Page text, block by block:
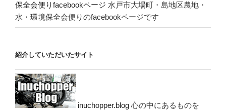
保全会便りfacebookページ 水戸市大場町・島地区農地・
水・環境保全会便りのfacebookページです
紹介していただいたサイト
inuchopper.blog 心の中にあるものを